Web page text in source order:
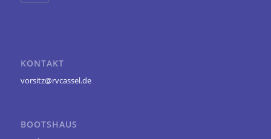
KONTAKT
vorsitz@rvcassel.de
BOOTSHAUS